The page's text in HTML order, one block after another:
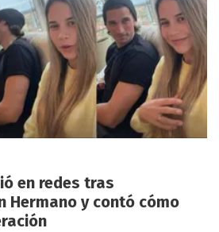
en redes tras
Hermano y contó cómo